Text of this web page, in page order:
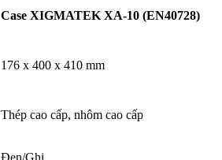
Case XIGMATEK XA-10 (EN40728)
176 x 400 x 410 mm
Thép cao cấp, nhôm cao cấp